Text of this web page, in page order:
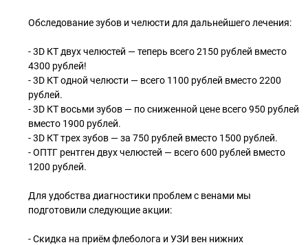
Обследование зубов и челюсти для дальнейшего лечения:
- 3D КТ двух челюстей — теперь всего 2150 рублей вместо
4300 рублей!
- 3D КТ одной челюсти — всего 1100 рублей вместо 2200
рублей.
- 3D КТ восьми зубов — по сниженной цене всего 950 рублей
вместо 1900 рублей.
- 3D КТ трех зубов — за 750 рублей вместо 1500 рублей.
- ОПТГ рентген двух челюстей — всего 600 рублей вместо
1200 рублей.
Для удобства диагностики проблем с венами мы
подготовили следующие акции:
- Скидка на приём флеболога и УЗИ вен нижних